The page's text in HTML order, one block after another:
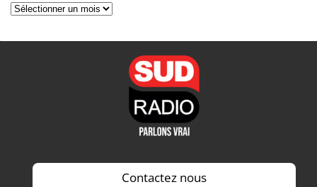
Archives
Contactez nous